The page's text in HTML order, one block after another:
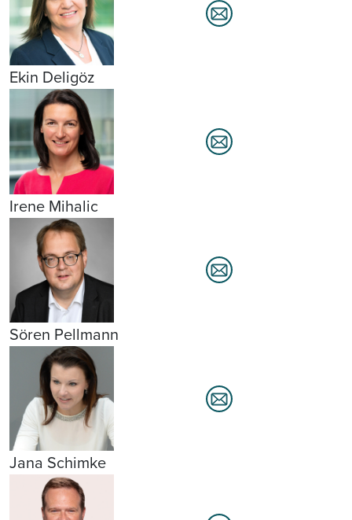
Ekin Deligöz
Irene Mihalic
Sören Pellmann
Jana Schimke